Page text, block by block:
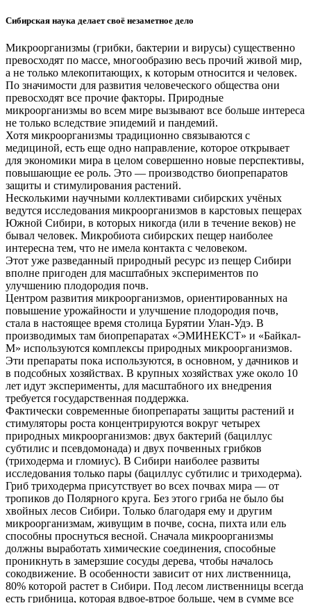
Сибирская наука делает своё незаметное дело
Микроорганизмы (грибки, бактерии и вирусы) существенно
превосходят по массе, многообразию весь прочий живой мир,
а не только млекопитающих, к которым относится и человек.
По значимости для развития человеческого общества они
превосходят все прочие факторы. Природные
микроорганизмы во всем мире вызывают все больше интереса
не только вследствие эпидемий и пандемий.
Хотя микроорганизмы традиционно связываются с
медициной, есть еще одно направление, которое открывает
для экономики мира в целом совершенно новые перспективы,
повышающие ее роль. Это — производство биопрепаратов
защиты и стимулирования растений.
Несколькими научными коллективами сибирских учёных
ведутся исследования микроорганизмов в карстовых пещерах
Южной Сибири, в которых никогда (или в течение веков) не
бывал человек. Микробиота сибирских пещер наиболее
интересна тем, что не имела контакта с человеком.
Этот уже разведанный природный ресурс из пещер Сибири
вполне пригоден для масштабных экспериментов по
улучшению плодородия почв.
Центром развития микроорганизмов, ориентированных на
повышение урожайности и улучшение плодородия почв,
стала в настоящее время столица Бурятии Улан-Удэ. В
производимых там биопрепаратах «ЭМИНЕКСТ» и «Байкал-
М» используются комплексы природных микроорганизмов.
Эти препараты пока используются, в основном, у дачников и
в подсобных хозяйствах. В крупных хозяйствах уже около 10
лет идут эксперименты, для масштабного их внедрения
требуется государственная поддержка.
Фактически современные биопрепараты защиты растений и
стимуляторы роста концентрируются вокруг четырех
природных микроорганизмов: двух бактерий (бациллус
субтилис и псевдомонада) и двух почвенных грибков
(триходерма и гломиус). В Сибири наиболее развиты
исследования только пары (бациллус субтилис и триходерма).
Гриб триходерма присутствует во всех почвах мира — от
тропиков до Полярного круга. Без этого гриба не было бы
хвойных лесов Сибири. Только благодаря ему и другим
микроорганизмам, живущим в почве, сосна, пихта или ель
способны проснуться весной. Сначала микроорганизмы
должны выработать химические соединения, способные
проникнуть в замерзшие сосуды дерева, чтобы началось
сокодвижение. В особенности зависит от них лиственница,
80% которой растет в Сибири. Под лесом лиственницы всегда
есть грибница, которая вдвое-втрое больше, чем в сумме все